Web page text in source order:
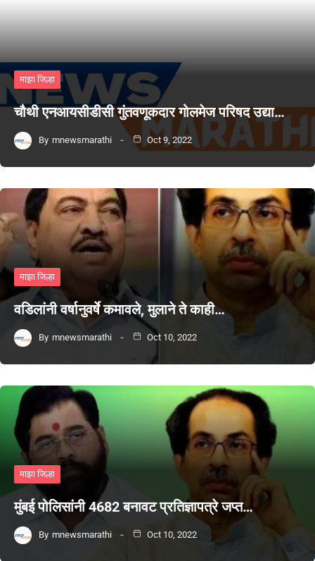
माझा जिल्हा
चौथी एनआयसीडीसी गुंतवणूकदार गोलमेज परिषद उद्या…
By mnewsmarathi Oct 9, 2022
माझा जिल्हा
वडिलांनी वर्षानुवर्षे कमावले, मुलाने ते काही…
By mnewsmarathi Oct 10, 2022
माझा जिल्हा
मुंबई पोलिसांनी 4682 बनावट प्रतिज्ञापत्रे जप्त…
By mnewsmarathi Oct 10, 2022